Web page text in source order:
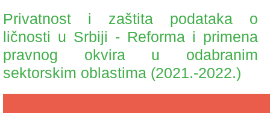
Privatnost i zaštita podataka o
ličnosti u Srbiji - Reforma i primena
pravnog okvira u odabranim
sektorskim oblastima (2021.-2022.)